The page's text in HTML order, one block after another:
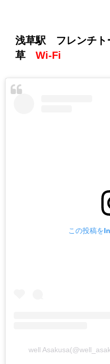
浅草駅 フレンチト
草 Wi-Fi
この投稿を
well